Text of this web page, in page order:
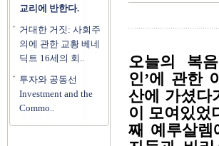
교리에 반한다.
거대한 거짓: 사회주
의에 관한 교황 베네
딕트 16세의 회..
투자와 공동선
Investment and the
Commo..
오늘의 복
인’에 관한
산에 가셨다
이 모여있었
째 예루살렘